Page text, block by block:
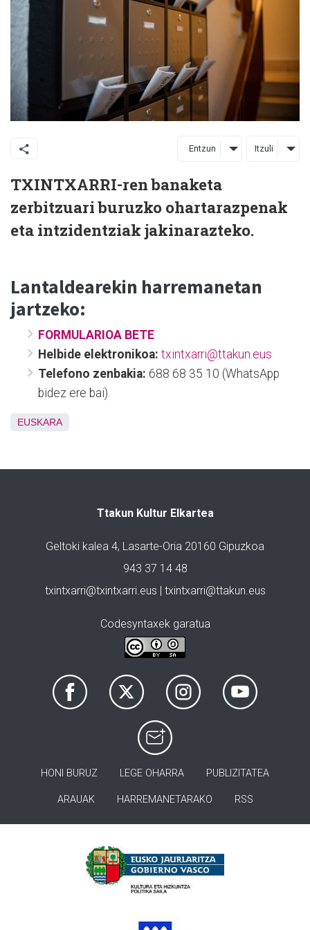
Entzun Itzuli
TXINTXARRI-ren banaketa
zerbitzuari buruzko ohartarazpenak
eta intzidentziak jakinarazteko.
Lantaldearekin harremanetan
jartzeko:
FORMULARIOA BETE
Helbide elektronikoa: txintxarri@ttakun.eus
Telefono zenbakia: 688 68 35 10 (WhatsApp
bidez ere bai).
EUSKARA
Ttakun Kultur Elkartea
Geltoki kalea 4, Lasarte-Oria 20160 Gipuzkoa
943 37 14 48
txintxarri@txintxarri.eus | txintxarri@ttakun.eus
Codesyntaxek garatua
HONI BURUZ LEGE OHARRA PUBLIZITATEA
ARAUAK HARREMANETARAKO RSS